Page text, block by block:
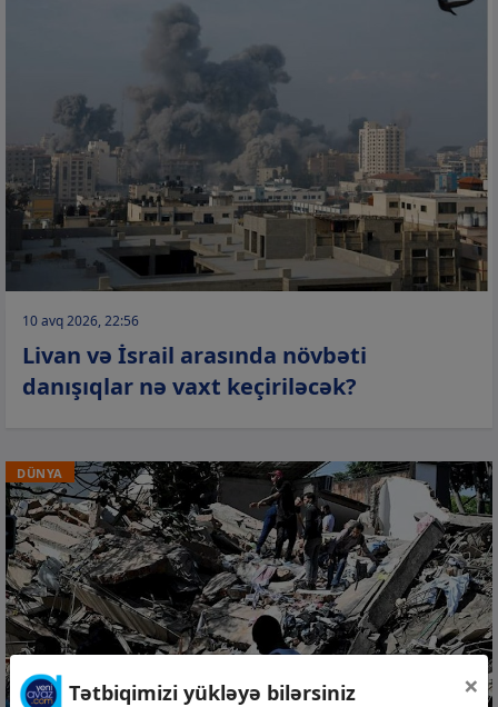
10 avq 2026, 22:56
Livan və İsrail arasında növbəti
danışıqlar nə vaxt keçiriləcək?
DÜNYA
Tətbiqimizi yükləyə bilərsiniz ×